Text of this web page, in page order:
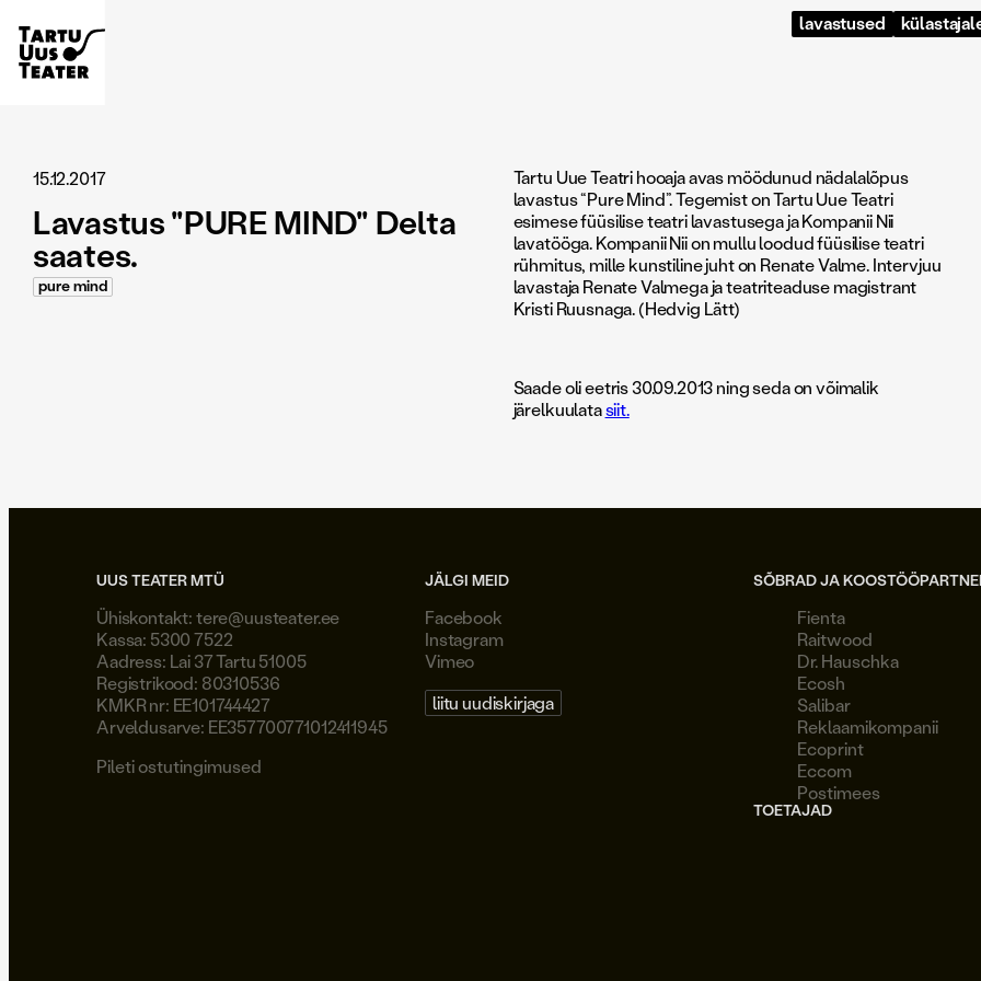
lavastused
15.12.2017
Lavastus "PURE MIND" Delta
saates.
pure mind
Tartu Uue Teatri hooaja avas möödunud nädalalõpus
lavastus “Pure Mind”. Tegemist on Tartu Uue Teatri
esimese füüsilise teatri lavastusega ja Kompanii Nii
lavatööga. Kompanii Nii on mullu loodud füüsilise teatri
rühmitus, mille kunstiline juht on Renate Valme. Intervjuu
lavastaja Renate Valmega ja teatriteaduse magistrant
Kristi Ruusnaga. (Hedvig Lätt)
Saade oli eetris 30.09.2013 ning seda on võimalik
järelkuulatasiit.
UUS TEATER MTÜ
Ühiskontakt:tere@uusteater.ee
Kassa: 5300 7522
Aadress: Lai 37 Tartu 51005
Registrikood: 80310536
KMKR nr: EE101744427
Arveldusarve: EE357700771012411945
Pileti ostutingimused
JÄLGI MEID
Facebook
Instagram
Vimeo
liitu uudiskirjaga
SÕBRAD JA
Fienta
Raitwood
Dr. Hauschka
Ecosh
Salibar
Reklaamikompanii
Ecoprint
Eccom
Postimees
TOETAJAD